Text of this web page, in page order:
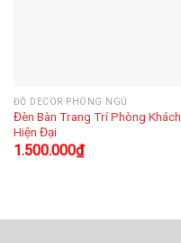
ĐỒ DECOR PHÒNG NGỦ
Đèn Bàn Trang Trí Phòng Khách
Hiện Đại
1.500.000₫